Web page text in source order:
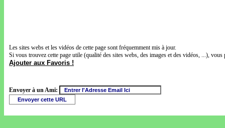
Les sites webs et les vidéos de cette page sont fréquemment mis à jour.
Si vous trouvez cette page utile (qualité des sites webs, des images et des vidéos, ...),
Ajouter aux Favoris !
Envoyer à un Ami: